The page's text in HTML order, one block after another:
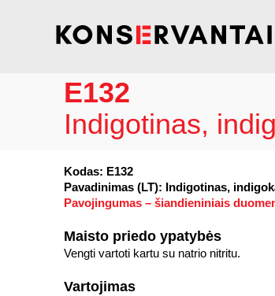
E132
Indigotinas,
Kodas: E132
Pavadinimas (LT): Indigotinas,
Pavojingumas – šiandieniniais
Maisto priedo ypatybės
Vengti vartoti kartu su natrio nitritu.
Vartojimas